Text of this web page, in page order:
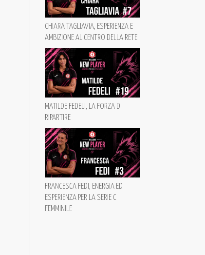
CHIARA TAGLIAVIA, ESPERIENZA E
AMBIZIONE AL CENTRO DELLA RETE
MATILDE FEDELI, LA FORZA DI
RIPARTIRE
FRANCESCA FEDI, ENERGIA ED
ESPERIENZA PER LA SERIE C
FEMMINILE